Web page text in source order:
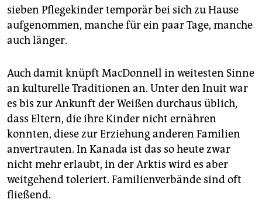
sieben Pflegekinder temporär bei sich zu Hause
aufgenommen, manche für ein paar Tage, manche
auch länger.
Auch damit knüpft MacDonnell in weitesten Sinne
an kulturelle Traditionen an. Unter den Inuit war
es bis zur Ankunft der Weißen durchaus üblich,
dass Eltern, die ihre Kinder nicht ernähren
konnten, diese zur Erziehung anderen Familien
anvertrauten. In Kanada ist das so heute zwar
nicht mehr erlaubt, in der Arktis wird es aber
weitgehend toleriert. Familienverbände sind oft
fließend.